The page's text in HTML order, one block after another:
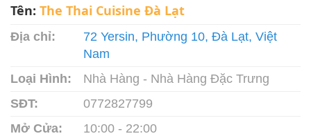
Tên: The Thai Cuisine Đà Lạt
Địa chỉ:
72 Yersin, Phường 10, Đà Lạt, Việt
Nam
Loại Hình:
Nhà Hàng - Nhà Hàng Đặc Trưng
SĐT:
0772827799
Mở Cửa:
10:00 - 22:00